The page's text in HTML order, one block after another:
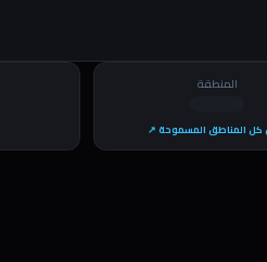
المنطقة
المناطق المسموحة ↗